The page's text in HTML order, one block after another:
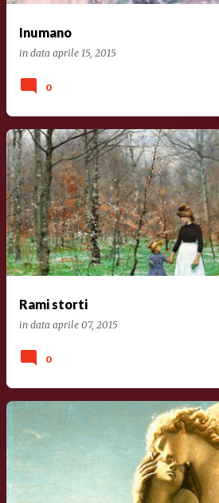
Inumano
in data aprile 15, 2015
0
Rami storti
in data aprile 07, 2015
0